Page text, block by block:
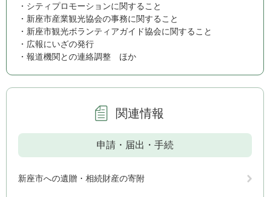
・シティプロモーションに関すること
・新座市産業観光協会の事務に関すること
・新座市観光ボランティアガイド協会に関すること
・広報にいざの発行
・報道機関との連絡調整 ほか
関連情報
申請・届出・手続
新座市への遺贈・相続財産の寄附